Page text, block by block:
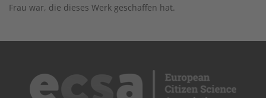
Frau war, die dieses Werk geschaffen hat.